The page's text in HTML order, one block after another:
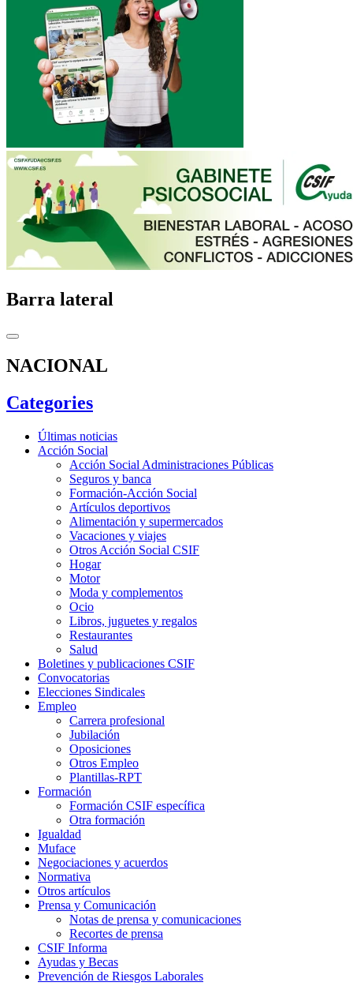
Barra lateral
NACIONAL
Categories
Últimas noticias
Acción Social
Acción Social Administraciones Públicas
Seguros y banca
Formación-Acción Social
Artículos deportivos
Alimentación y supermercados
Vacaciones y viajes
Otros Acción Social CSIF
Hogar
Motor
Moda y complementos
Ocio
Libros, juguetes y regalos
Restaurantes
Salud
Boletines y publicaciones CSIF
Convocatorias
Elecciones Sindicales
Empleo
Carrera profesional
Jubilación
Oposiciones
Otros Empleo
Plantillas-RPT
Formación
Formación CSIF específica
Otra formación
Igualdad
Muface
Negociaciones y acuerdos
Normativa
Otros artículos
Prensa y Comunicación
Notas de prensa y comunicaciones
Recortes de prensa
CSIF Informa
Ayudas y Becas
Prevención de Riesgos Laborales